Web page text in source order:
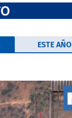
ESTE AÑO